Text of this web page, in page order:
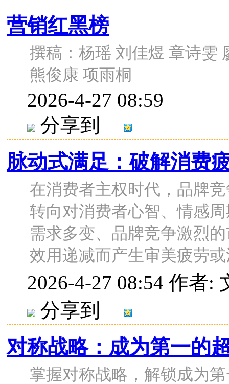
营销红黑榜
撰稿：杨瑶 刘佳煜 章诗雯
熊俊康 项雨桐
2026-4-27 08:59
分享到
脉动式满足：破解消费
在消费者主权时代，品牌
转向对消费者心智、情感
需求多变、品牌竞争激烈
效用递减而产生审美疲劳
2026-4-27 08:54 作者:
分享到
对称战略：成为第一的
掌握对称战略，解锁成为